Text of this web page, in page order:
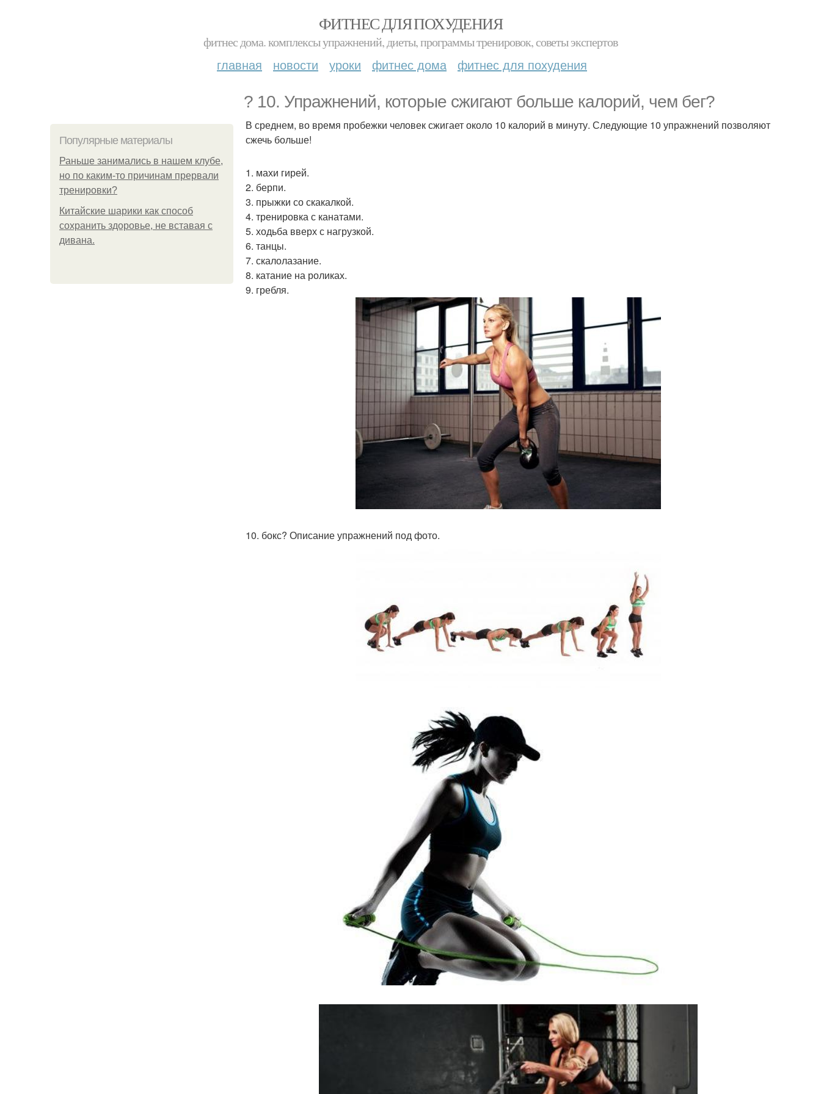
ФИТНЕС ДЛЯ ПОХУДЕНИЯ
фитнес дома. комплексы упражнений, диеты, программы тренировок, советы экспертов
главная новости уроки фитнес дома фитнес для похудения
? 10. Упражнений, которые сжигают больше калорий, чем бег?
Популярные материалы
Раньше занимались в нашем клубе,
но по каким-то причинам прервали
тренировки?
Китайские шарики как способ
сохранить здоровье, не вставая с
дивана.
В среднем, во время пробежки человек сжигает около 10 калорий в минуту. Следующие 10 упражнений позволяют
сжечь больше!
1. махи гирей.
2. берпи.
3. прыжки со скакалкой.
4. тренировка с канатами.
5. ходьба вверх с нагрузкой.
6. танцы.
7. скалолазание.
8. катание на роликах.
9. гребля.
10. бокс? Описание упражнений под фото.